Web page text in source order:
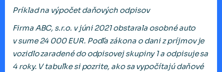
Príklad na výpočet daňových odpisov
Firma ABC, s.r.o. v júni 2021 obstarala osobné auto
v sume 24 000 EUR. Podľa zákona o dani z príjmov je
vozidlo zaradené do odpisovej skupiny 1 a odpisuje sa
4 roky. V tabuľke si pozrite, ako sa vypočítajú daňové